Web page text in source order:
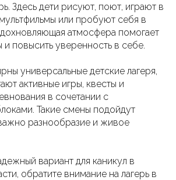
Здесь дети рисуют, поют, играют в
или пробуют себя в
атмосфера помогает
и повысить уверенность в себе.
универсальные детские лагеря,
активные игры, квесты и
в сочетании с
Такие смены подойдут
разнообразие и живое
вариант для каникул в
обратите внимание на лагерь в